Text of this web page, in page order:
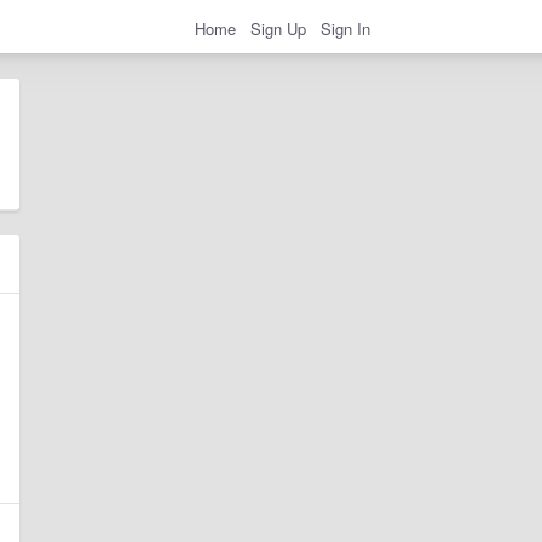
Home Sign Up Sign In